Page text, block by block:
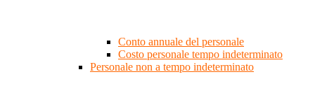
Conto annuale del personale
Costo personale tempo indeterminato
Personale non a tempo indeterminato